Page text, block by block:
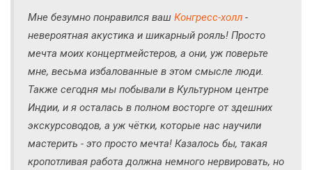
Мне безумно понравился ваш Конгресс-холл -
невероятная акустика и шикарный рояль! Просто
мечта моих концертмейстеров, а они, уж поверьте
мне, весьма избалованные в этом смысле люди.
Также сегодня мы побывали в Культурном центре
Индии, и я осталась в полном восторге от здешних
экскурсоводов, а уж чётки, которые нас научили
мастерить - это просто мечта! Казалось бы, такая
кропотливая работа должна немного нервировать, но